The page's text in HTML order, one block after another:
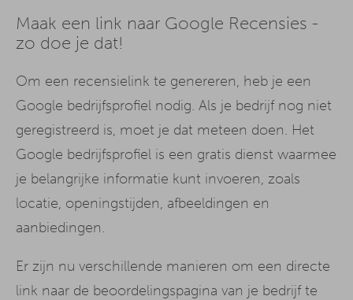
Maak een link naar Google Recensies -
zo doe je dat!
Om een recensielink te genereren, heb je een
Google bedrijfsprofiel nodig. Als je bedrijf nog niet
geregistreerd is, moet je dat meteen doen. Het
Google bedrijfsprofiel is een gratis dienst waarmee
je belangrijke informatie kunt invoeren, zoals
locatie, openingstijden, afbeeldingen en
aanbiedingen.
Er zijn nu verschillende manieren om een directe
link naar de beoordelingspagina van je bedrijf te